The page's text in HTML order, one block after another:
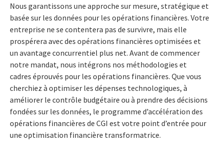
Nous garantissons une approche sur mesure, stratégique et
basée sur les données pour les opérations financières. Votre
entreprise ne se contentera pas de survivre, mais elle
prospérera avec des opérations financières optimisées et
un avantage concurrentiel plus net. Avant de commencer
notre mandat, nous intégrons nos méthodologies et
cadres éprouvés pour les opérations financières. Que vous
cherchiez à optimiser les dépenses technologiques, à
améliorer le contrôle budgétaire ou à prendre des décisions
fondées sur les données, le programme d’accélération des
opérations financières de CGI est votre point d’entrée pour
une optimisation financière transformatrice.